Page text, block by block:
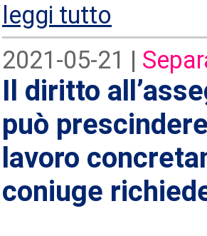
leggi tutto
2021-05-21 |
Il diritto
può
lavoro
coniuge